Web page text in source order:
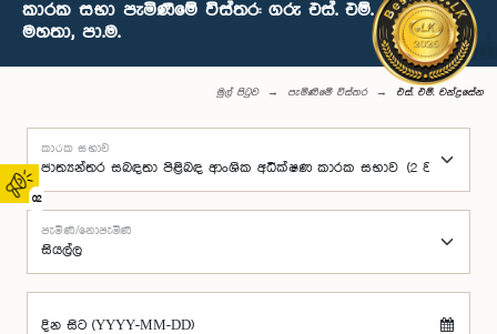
02
කාරක සභා පැමිණීමේ විස්තර: ගරු එස්. එම්. චන්ද්‍රසේන
මහතා, පා.ම.
මුල් පිටුව පැමිණීමේ විස්තර එස්. එම්. චන්ද්‍රසේන
කාරක සභාව
පැමිණි/නොපැමිණි
දින සිට (YYYY-MM-DD)